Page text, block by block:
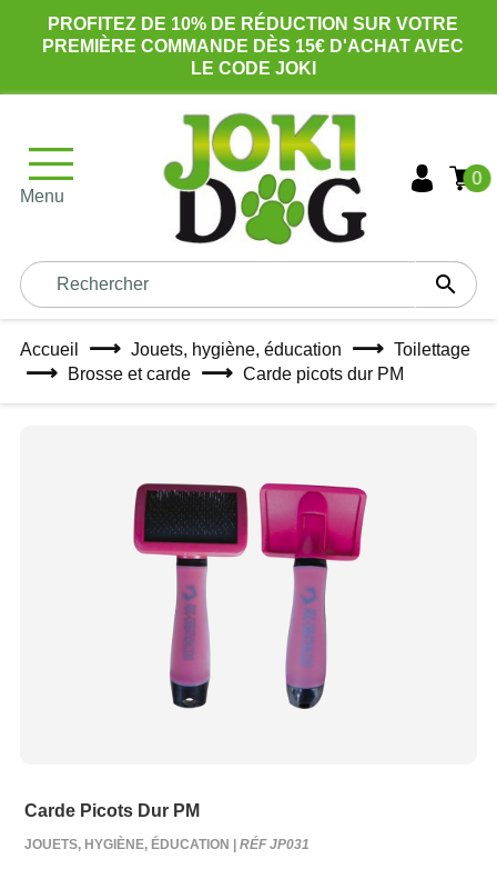
PROFITEZ DE 10% DE RÉDUCTION SUR VOTRE
PREMIÈRE COMMANDE DÈS 15€ D'ACHAT AVEC
LE CODE JOKI
Menu

0
Accueil Jouets, hygiène, éducation
Toilettage
Brosse et carde
Carde picots dur PM
Carde Picots Dur PM
JOUETS, HYGIÈNE, ÉDUCATION | RÉF JP031